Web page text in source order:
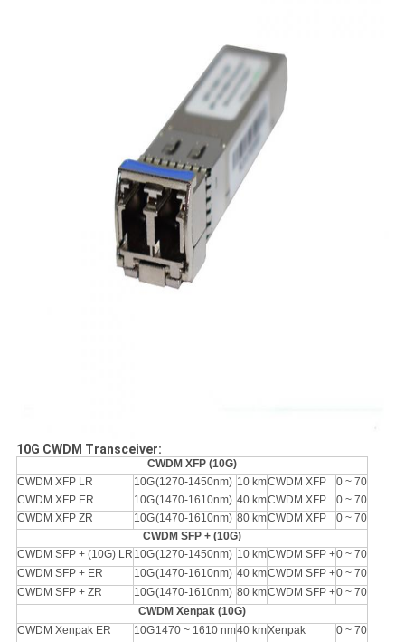
10G CWDM Transceiver:
CWDM XFP (10G)
CWDM XFP LR
10G(1270-1450nm) 10 kmCWDM XFP
0 ~ 70
CWDM XFP ER
10G(1470-1610nm) 40 kmCWDM XFP
0 ~ 70
CWDM XFP ZR
10G(1470-1610nm) 80 kmCWDM XFP
0 ~ 70
CWDM SFP + (10G)
CWDM SFP + (10G) LR 10G(1270-1450nm) 10 kmCWDM SFP +0 ~ 70
CWDM SFP + ER
10G(1470-1610nm) 40 kmCWDM SFP +0 ~ 70
CWDM SFP + ZR
10G(1470-1610nm) 80 kmCWDM SFP +0 ~ 70
CWDM Xenpak (10G)
CWDM Xenpak ER
10G1470 ~ 1610 nm40 kmXenpak
0 ~ 70